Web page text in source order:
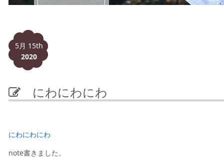
5月 15th
2020
にわにわにわ
にわにわにわ
note書きました。